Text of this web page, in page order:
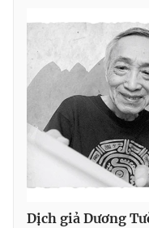
Dịch giả Dương